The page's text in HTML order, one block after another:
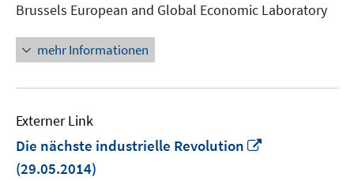
öffnen
Brussels European and Global Economic Laboratory
mehr Informationen
Externer Link
Die nächste industrielle Revolution
(29.05.2014)